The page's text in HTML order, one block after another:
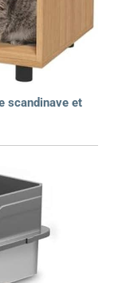
scandinave et